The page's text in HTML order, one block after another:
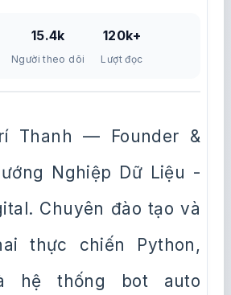
15.4k
Người theo dõi
120k+
Lượt đọc
Thanh — Founder &
Nghiệp Dữ Liệu -
Chuyên đào tạo và
thực chiến Python,
hệ thống bot auto